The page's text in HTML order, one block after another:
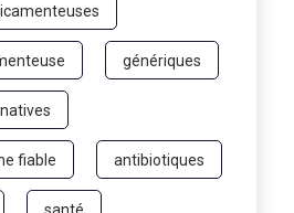
génériques
fiable antibiotiques